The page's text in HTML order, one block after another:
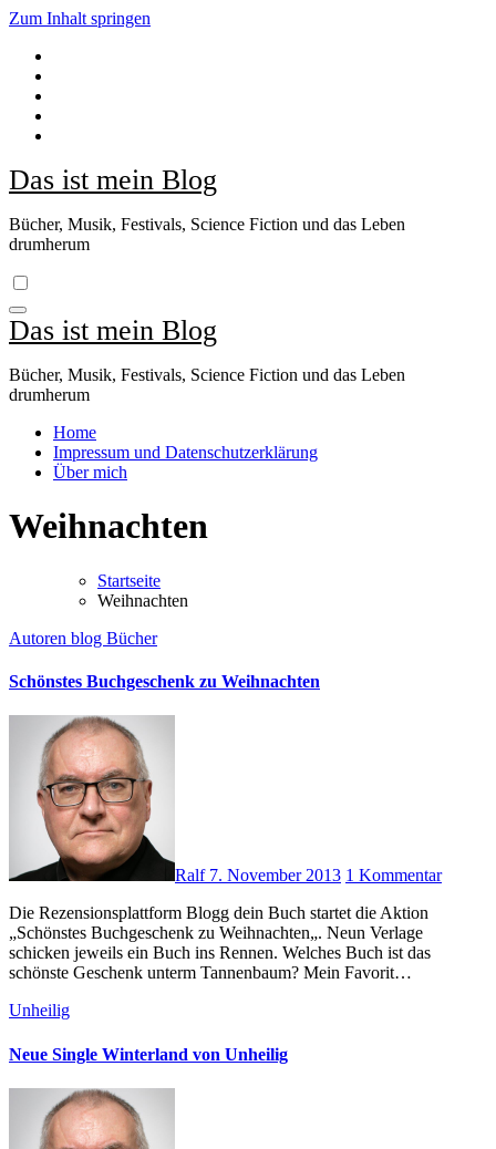
Zum Inhalt springen
Das ist mein Blog
Bücher, Musik, Festivals, Science Fiction und das Leben
drumherum
Das ist mein Blog
Bücher, Musik, Festivals, Science Fiction und das Leben
drumherum
Home
Impressum und Datenschutzerklärung
Über mich
Weihnachten
Startseite
Weihnachten
Autoren blog Bücher
Schönstes Buchgeschenk zu Weihnachten
Ralf 7. November 2013 1 Kommentar
Die Rezensionsplattform Blogg dein Buch startet die Aktion
„Schönstes Buchgeschenk zu Weihnachten„. Neun Verlage
schicken jeweils ein Buch ins Rennen. Welches Buch ist das
schönste Geschenk unterm Tannenbaum? Mein Favorit…
Unheilig
Neue Single Winterland von Unheilig